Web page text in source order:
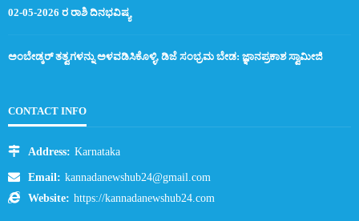
02-05-2026 ರ ರಾಶಿ ದಿನಭವಿಷ್ಯ
ಅಂಬೇಡ್ಕರ್ ತತ್ವಗಳನ್ನು ಅಳವಡಿಸಿಕೊಳ್ಳಿ, ಡಿಜೆ ಸಂಭ್ರಮ ಬೇಡ: ಜ್ಞಾನಪ್ರಕಾಶ ಸ್ವಾಮೀಜಿ
CONTACT INFO
Address: Karnataka
Email: kannadanewshub24@gmail.com
Website: https://kannadanewshub24.com